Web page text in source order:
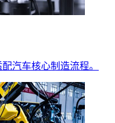
汽车核心制造流程。